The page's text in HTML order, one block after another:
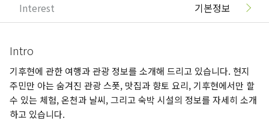
Interest 기본정보
Intro
기후현에 관한 여행과 관광 정보를 소개해 드리고 있습니다. 현지
주민만 아는 숨겨진 관광 스폿, 맛집과 향토 요리, 기후현에서만 할
수 있는 체험, 온천과 날씨, 그리고 숙박 시설의 정보를 자세히 소개
하고 있습니다.